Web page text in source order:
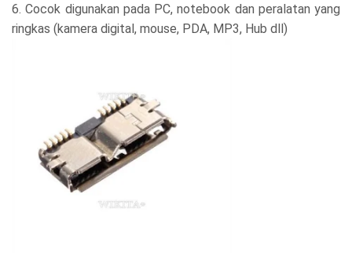
6. Cocok digunakan pada PC, notebook dan peralatan yang
ringkas (kamera digital, mouse, PDA, MP3, Hub dll)